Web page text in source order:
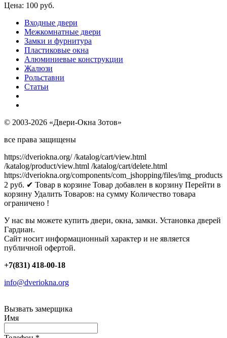
Цена: 100 руб.
Входные двери
Межкомнатные двери
Замки и фурнитура
Пластиковые окна
Алюминиевые конструкции
Жалюзи
Рольставни
Статьи
© 2003-2026 «Двери-Окна Зотов»
все права защищены
https://dveriokna.org/ /katalog/cart/view.html
/katalog/product/view.html /katalog/cart/delete.html
https://dveriokna.org/components/com_jshopping/files/img_products
2 руб. ✔ Товар в корзине Товар добавлен в корзину Перейти в
корзину Удалить Товаров: на сумму Количество товара
ограничено !
У нас вы можете купить двери, окна, замки. Установка дверей
Гардиан.
Сайт носит информационный характер и не является
публичной офертой.
+7(831) 418-00-18
info@dveriokna.org
Вызвать замерщика
Имя